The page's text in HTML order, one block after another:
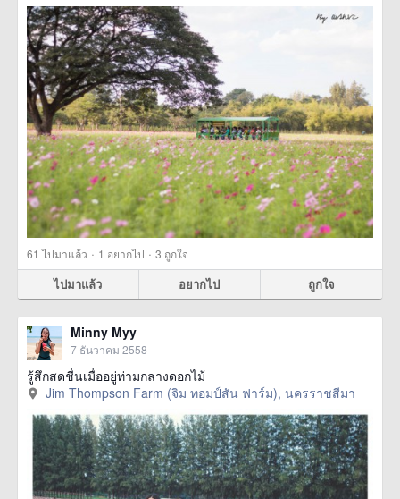
61 ไปมาแล้ว · 1 อยากไป · 3 ถูกใจ
ไปมาแล้ว อยากไป ถูกใจ
Minny Myy
7 ธันวาคม 2558
รู้สึกสดชื่นเมื่ออยู่ท่ามกลางดอกไม้
Jim Thompson Farm (จิม ทอมป์สัน ฟาร์ม), นครราชสีมา